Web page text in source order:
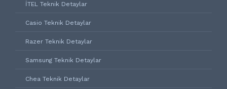
İTEL Teknik Detaylar
Casio Teknik Detaylar
Razer Teknik Detaylar
Samsung Teknik Detaylar
Chea Teknik Detaylar